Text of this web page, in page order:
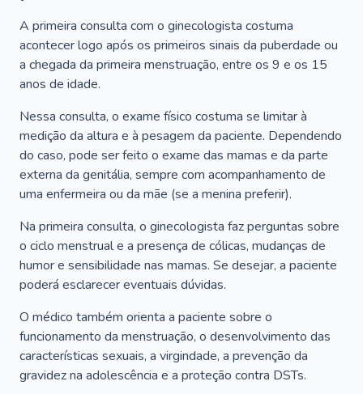
A primeira consulta com o ginecologista costuma
acontecer logo após os primeiros sinais da puberdade ou
a chegada da primeira menstruação, entre os 9 e os 15
anos de idade.
Nessa consulta, o exame físico costuma se limitar à
medição da altura e à pesagem da paciente. Dependendo
do caso, pode ser feito o exame das mamas e da parte
externa da genitália, sempre com acompanhamento de
uma enfermeira ou da mãe (se a menina preferir).
Na primeira consulta, o ginecologista faz perguntas sobre
o ciclo menstrual e a presença de cólicas, mudanças de
humor e sensibilidade nas mamas. Se desejar, a paciente
poderá esclarecer eventuais dúvidas.
O médico também orienta a paciente sobre o
funcionamento da menstruação, o desenvolvimento das
características sexuais, a virgindade, a prevenção da
gravidez na adolescência e a proteção contra DSTs.